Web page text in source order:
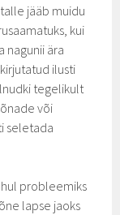
jääb muidu
kui
nagunii ära
ilusti
tegelikult
või
seletada
probleemiks
lapse jaoks